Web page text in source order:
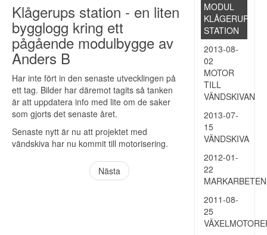
MODUL
KLÅGERUPS
STATION
2013-08-
02
MOTOR
TILL
VÄNDSKIVAN
2013-07-
15
VÄNDSKIVA
2012-01-
22
MARKARBETEN
2011-08-
25
Klågerups station - en liten
bygglogg kring ett
pågående modulbygge av
Anders B
Har inte fört in den senaste utvecklingen på
ett tag. Bilder har däremot tagits så tanken
är att uppdatera info med lite om de saker
som gjorts det senaste året.
Senaste nytt är nu att projektet med
vändskiva har nu kommit till motorisering.
Nästa